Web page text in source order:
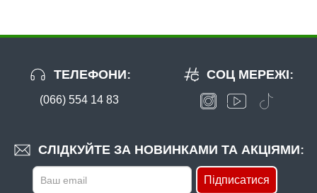
ТЕЛЕФОНИ:
(066) 554 14 83
СЛІДКУЙТЕ ЗА НОВИНКАМИ ТА АКЦІЯМИ:
Підписатися
СОЦ МЕРЕЖІ: